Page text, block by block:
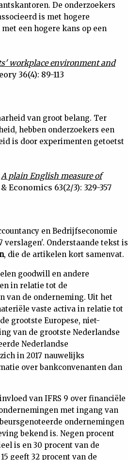
De onderzoekers
is met hogere
een hogere kans op een
workplace environment and
36(4): 89-113
van groot belang. Ter
hebben onderzoekers een
is door experimenten getoetst
A plain English measure of
Economics 63(2/3): 329-357
en Bedrijfseconomie
Onderstaande tekst is
, die de artikelen kort samenvat.
goodwill en andere
in relatie tot de
van de onderneming. Uit het
vaste activa in relatie tot
grootste Europese, niet-
van de grootste Nederlandse
Nederlandse
in 2017 nauwelijks
over bankconvenanten dan
van IFRS 9 over financiële
met ingang van
ondernemingen
bekend is. Negen procent
is en 30 procent van de
geeft 32 procent van de